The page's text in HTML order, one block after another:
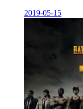
2019-05-15